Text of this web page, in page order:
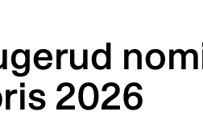
2026